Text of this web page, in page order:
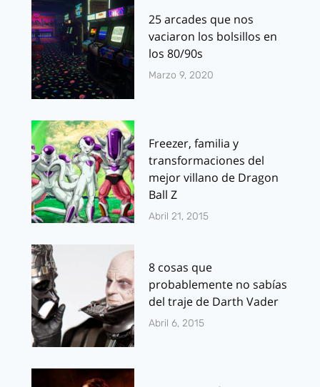
25 arcades que nos
vaciaron los bolsillos en
los 80/90s
Marzo 9, 2020
Freezer, familia y
transformaciones del
mejor villano de Dragon
Ball Z
Abril 21, 2015
8 cosas que
probablemente no sabías
del traje de Darth Vader
Abril 6, 2015